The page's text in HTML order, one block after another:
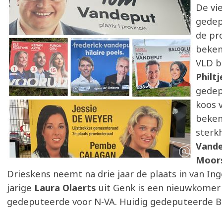
De
de
VLD
koos
Drieskens neemt na drie jaar de plaats in van
jarige Laura Olaerts uit Genk is een
gedeputeerde voor N-VA. Huidig gedeputeerde